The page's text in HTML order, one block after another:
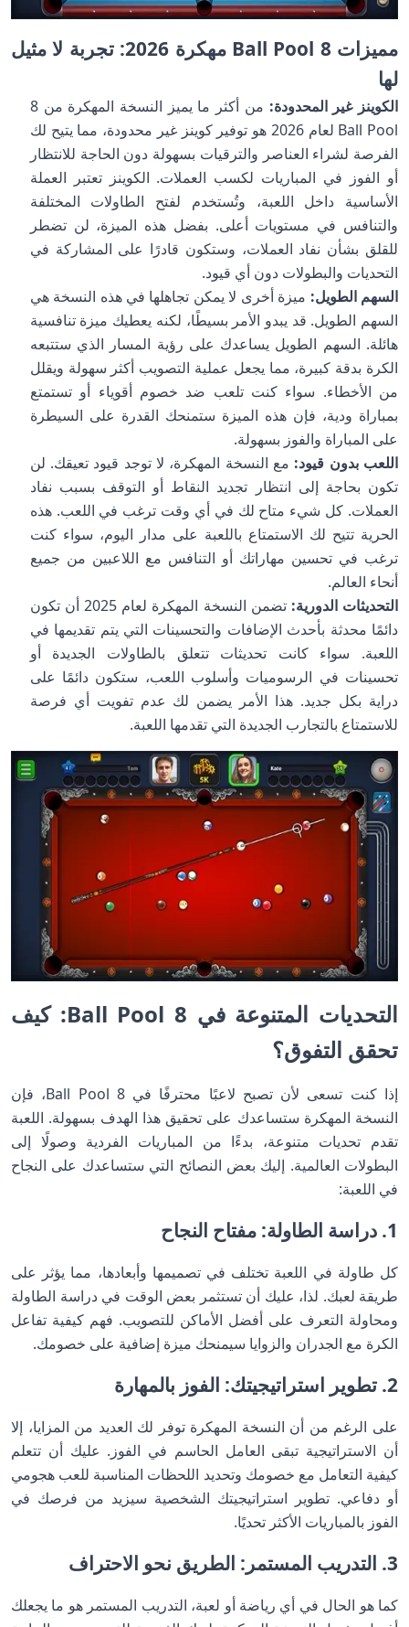
مميزات 8 Ball Pool مهكرة 2026: تجربة لا مثيل
لها
الكوينز غير المحدودة:
من أكثر ما يميز النسخة المهكرة من 8
Ball Pool لعام 2026 هو توفير كوينز غير محدودة، مما يتيح لك
الفرصة لشراء العناصر والترقيات بسهولة دون الحاجة للانتظار
أو الفوز في المباريات لكسب العملات. الكوينز تعتبر العملة
الأساسية داخل اللعبة، وتُستخدم لفتح الطاولات المختلفة
والتنافس في مستويات أعلى. بفضل هذه الميزة، لن تضطر
للقلق بشأن نفاد العملات، وستكون قادرًا على المشاركة في
التحديات والبطولات دون أي قيود.
السهم الطويل: ميزة أخرى لا يمكن تجاهلها في هذه النسخة هي
السهم الطويل. قد يبدو الأمر بسيطًا، لكنه يعطيك ميزة تنافسية
هائلة. السهم الطويل يساعدك على رؤية المسار الذي ستتبعه
الكرة بدقة كبيرة، مما يجعل عملية التصويب أكثر سهولة ويقلل
من الأخطاء. سواء كنت تلعب ضد خصوم أقوياء أو تستمتع
بمباراة ودية، فإن هذه الميزة ستمنحك القدرة على السيطرة
على المباراة والفوز بسهولة.
اللعب بدون قيود: مع النسخة المهكرة، لا توجد قيود تعيقك. لن
تكون بحاجة إلى انتظار تجديد النقاط أو التوقف بسبب نفاد
العملات. كل شيء متاح لك في أي وقت ترغب في اللعب. هذه
الحرية تتيح لك الاستمتاع باللعبة على مدار اليوم، سواء كنت
ترغب في تحسين مهاراتك أو التنافس مع اللاعبين من جميع
أنحاء العالم.
التحديثات الدورية:
تضمن النسخة المهكرة لعام 2025 أن تكون
دائمًا محدثة بأحدث الإضافات والتحسينات التي يتم تقديمها في
اللعبة. سواء كانت تحديثات تتعلق بالطاولات الجديدة أو
تحسينات في الرسوميات وأسلوب اللعب، ستكون دائمًا على
دراية بكل جديد. هذا الأمر يضمن لك عدم تفويت أي فرصة
للاستمتاع بالتجارب الجديدة التي تقدمها اللعبة.
التحديات المتنوعة في 8 Ball Pool: كيف
تحقق التفوق؟
إذا كنت تسعى لأن تصبح لاعبًا محترفًا في 8 Ball Pool، فإن
النسخة المهكرة ستساعدك على تحقيق هذا الهدف بسهولة. اللعبة
تقدم تحديات متنوعة، بدءًا من المباريات الفردية وصولًا إلى
البطولات العالمية. إليك بعض النصائح التي ستساعدك على النجاح
في اللعبة:
1. دراسة الطاولة: مفتاح النجاح
كل طاولة في اللعبة تختلف في تصميمها وأبعادها، مما يؤثر على
طريقة لعبك. لذا، عليك أن تستثمر بعض الوقت في دراسة الطاولة
ومحاولة التعرف على أفضل الأماكن للتصويب. فهم كيفية تفاعل
الكرة مع الجدران والزوايا سيمنحك ميزة إضافية على خصومك.
2. تطوير استراتيجيتك: الفوز بالمهارة
على الرغم من أن النسخة المهكرة توفر لك العديد من المزايا، إلا
أن الاستراتيجية تبقى العامل الحاسم في الفوز. عليك أن تتعلم
كيفية التعامل مع خصومك وتحديد اللحظات المناسبة للعب هجومي
أو دفاعي. تطوير استراتيجيتك الشخصية سيزيد من فرصك في
الفوز بالمباريات الأكثر تحديًا.
3. التدريب المستمر: الطريق نحو الاحتراف
كما هو الحال في أي رياضة أو لعبة، التدريب المستمر هو ما يجعلك